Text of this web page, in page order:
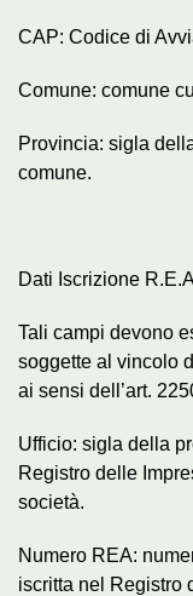
CAP: Codice di
Comune: comune
Provincia: sigla
comune.
Dati Iscrizione
Tali campi devono
soggette al vincolo
ai sensi dell’art.
Ufficio: sigla della
Registro delle
società.
Numero REA:
iscritta nel Registro